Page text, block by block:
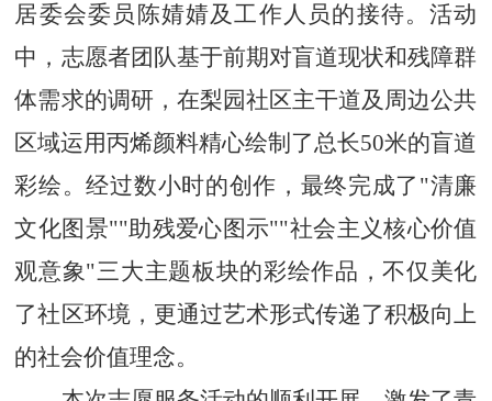
居委会委员陈婧婧及工作人员的接待。活动
中，志愿者团队基于前期对盲道现状和残障群
体需求的调研，在梨园社区主干道及周边公共
区域运用丙烯颜料精心绘制了总长50米的盲道
彩绘。经过数小时的创作，最终完成了"清廉
文化图景""助残爱心图示""社会主义核心价值
观意象"三大主题板块的彩绘作品，不仅美化
了社区环境，更通过艺术形式传递了积极向上
的社会价值理念。